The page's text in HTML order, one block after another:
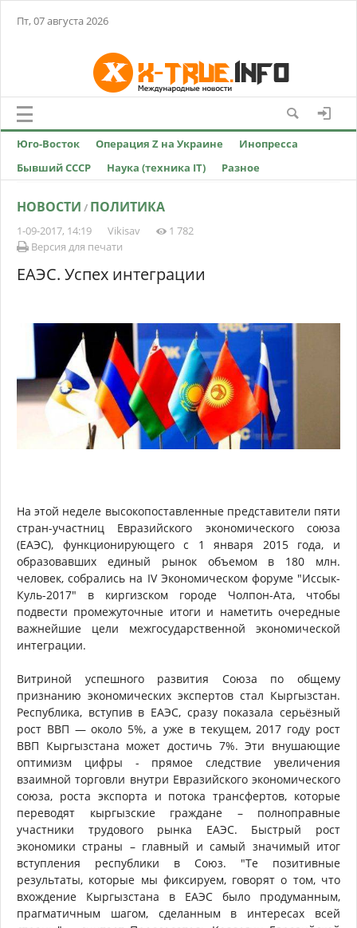
Пт, 07 августа 2026
Юго-Восток Операция Z на Украине
Инопресса
Бывший СССР
Наука (техника IT) Разное
НОВОСТИ / ПОЛИТИКА
1-09-2017, 14:19 Vikisav
1 782
Версия для печати
ЕАЭС. Успех интеграции
На этой неделе высокопоставленные представители пяти
стран-участниц Евразийского экономического союза
(ЕАЭС), функционирующего с 1 января 2015 года, и
образовавших единый рынок объемом в 180 млн.
человек, собрались на IV Экономическом форуме "Иссык-
Куль-2017" в киргизском городе Чолпон-Ата, чтобы
подвести промежуточные итоги и наметить очередные
важнейшие цели межгосударственной экономической
интеграции.
Витриной успешного развития Союза по общему
признанию экономических экспертов стал Кыргызстан.
Республика, вступив в ЕАЭС, сразу показала серьёзный
рост ВВП — около 5%, а уже в текущем, 2017 году рост
ВВП Кыргызстана может достичь 7%. Эти внушающие
оптимизм цифры - прямое следствие увеличения
взаимной торговли внутри Евразийского экономического
союза, роста экспорта и потока трансфертов, которые
переводят кыргызские граждане – полноправные
участники трудового рынка ЕАЭС. Быстрый рост
экономики страны – главный и самый значимый итог
вступления республики в Союз. "Те позитивные
результаты, которые мы фиксируем, говорят о том, что
вхождение Кыргызстана в ЕАЭС было продуманным,
прагматичным шагом, сделанным в интересах всей